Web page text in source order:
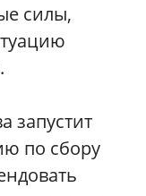
силы,
запустит
по сбору